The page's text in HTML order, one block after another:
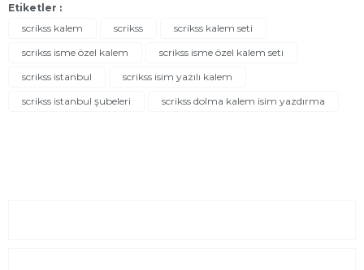
Etiketler :
scrikss kalem
scrikss
scrikss kalem seti
scrikss isme özel kalem
scrikss isme özel kalem seti
scrikss istanbul
scrikss isim yazılı kalem
scrikss istanbul şubeleri
scrikss dolma kalem isim yazdırma